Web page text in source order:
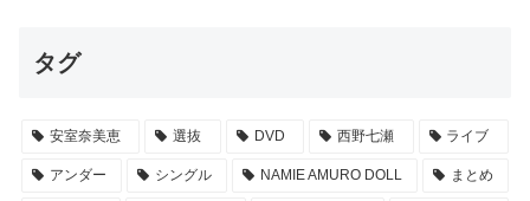
タグ
安室奈美恵 選抜 DVD 西野七瀬 ライブ
アンダー シングル NAMIE AMURO DOLL まとめ